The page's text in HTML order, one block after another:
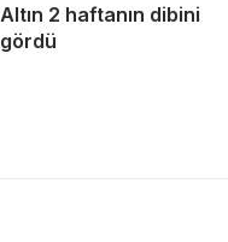
Altın 2 haftanın dibini
gördü